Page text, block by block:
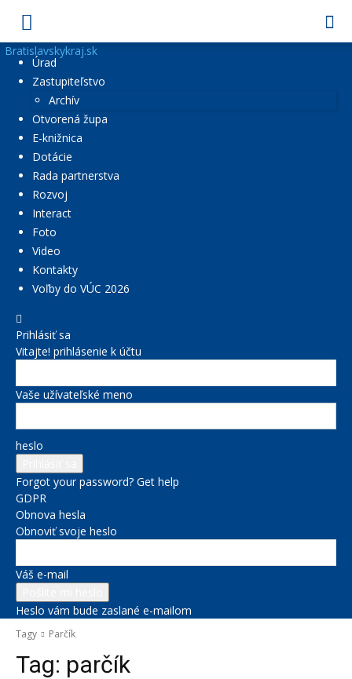
Bratislavskykraj.sk
Úrad
Zastupiteľstvo
Archív
Otvorená župa
E-knižnica
Dotácie
Rada partnerstva
Rozvoj
Interact
Foto
Video
Kontakty
Voľby do VÚC 2026
Prihlásiť sa
Vitajte! prihlásenie k účtu
Vaše užívateľské meno
heslo
Forgot your password? Get help
GDPR
Obnova hesla
Obnoviť svoje heslo
Váš e-mail
Heslo vám bude zaslané e-mailom
Tagy Parčík
Tag: parčík